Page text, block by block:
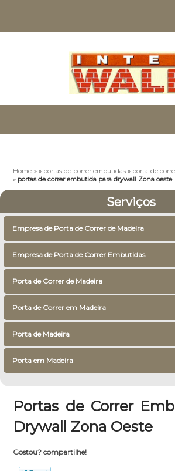
Home » » portas de correr embutidas» porta de
» portas de correr embutida para drywall Zona oeste
Serviços
Empresa de Porta de Correr de Madeira
Empresa de Porta de Correr Embutidas
Porta de Correr de Madeira
Porta de Correr em Madeira
Porta de Madeira
Porta em Madeira
Portas de Correr
Drywall Zona Oeste
Gostou? compartilhe!